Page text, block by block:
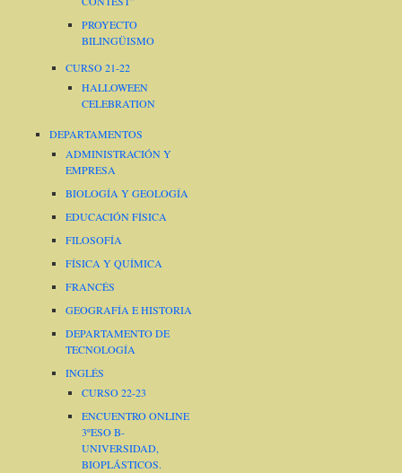
PROYECTO
BILINGÜISMO
CURSO 21-22
HALLOWEEN
CELEBRATION
DEPARTAMENTOS
ADMINISTRACIÓN Y
EMPRESA
BIOLOGÍA Y GEOLOGÍA
EDUCACIÓN FÍSICA
FILOSOFÍA
FÍSICA Y QUÍMICA
FRANCÉS
GEOGRAFÍA E HISTORIA
DEPARTAMENTO DE
TECNOLOGÍA
INGLÉS
CURSO 22-23
ENCUENTRO ONLINE
3ºESO B-
UNIVERSIDAD,
BIOPLÁSTICOS.